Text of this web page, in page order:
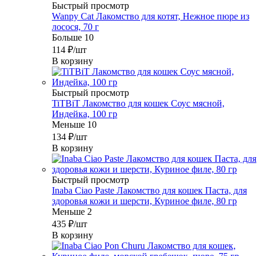
Быстрый просмотр
Wanpy Cat Лакомство для котят, Нежное пюре из
лосося, 70 г
Больше 10
114 ₽/шт
В корзину
Быстрый просмотр
TiTBiT Лакомство для кошек Соус мясной,
Индейка, 100 гр
Меньше 10
134 ₽/шт
В корзину
Быстрый просмотр
Inaba Ciao Paste Лакомство для кошек Паста, для
здоровья кожи и шерсти, Куриное филе, 80 гр
Меньше 2
435 ₽/шт
В корзину